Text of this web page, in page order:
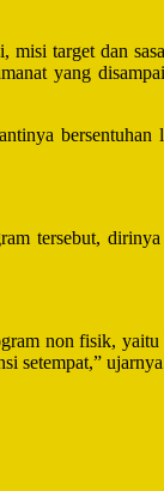
target dan
yang
bersentuhan
tersebut, dirinya
non fisik,
setempat,”